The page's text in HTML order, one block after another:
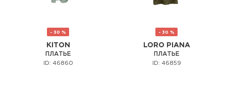
- 30 %
KITON
ПЛАТЬЕ
ID: 46860
- 30 %
LORO PIANA
ПЛАТЬЕ
ID: 46859